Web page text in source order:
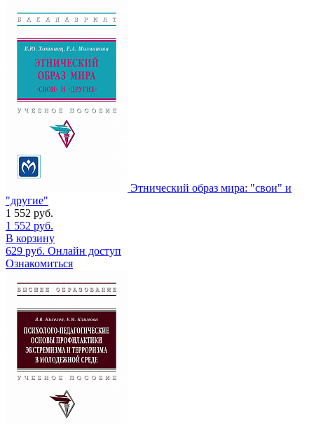
Этнический образ мира: "свои" и
"другие"
1 552 руб.
1 552 руб.
В корзину
629 руб. Онлайн доступ
Ознакомиться